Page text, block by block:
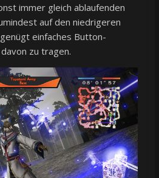
immer gleich ablaufenden
auf den niedrigeren
einfaches Button-
zu tragen.